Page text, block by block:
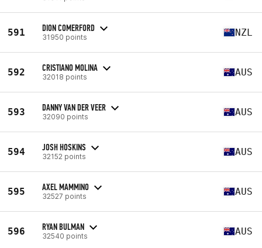
591 DION COMERFORD
31950 points NZL
592 CRISTIANO MOLINA
32018 points AUS
593 DANNY VAN DER VEER
32090 points AUS
594 JOSH HOSKINS
32152 points AUS
595 AXEL MAMMINO
32527 points AUS
596 RYAN BULMAN
32540 points AUS